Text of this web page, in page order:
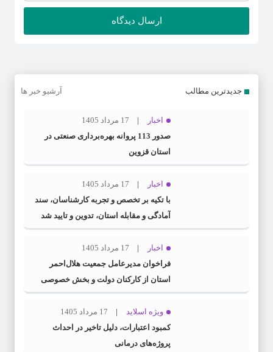
جدیدترین مطالب آرشیو خبر ها
اخبار
17 مرداد 1405
صدور 113 پروانه بهره‌برداری صنعتی در
استان قزوین
اخبار
17 مرداد 1405
با تکیه بر تخصص و تجربه کارشناسان، سند
آمادگی و مقابله استان، تدوین و تایید شد
اخبار
17 مرداد 1405
فراخوان مدیرعامل جمعیت هلال‌احمر
استان از کارکنان دولت و بخش خصوصی
برای مشارکت در طرح ملی «سنا»
ویژه اسلاید
17 مرداد 1405
کمبود اعتبارات، دلیل تاخیر در احداث
پروژه‌های درمانی